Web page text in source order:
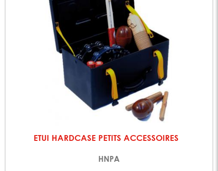
ETUI HARDCASE PETITS ACCESSOIRES
HNPA